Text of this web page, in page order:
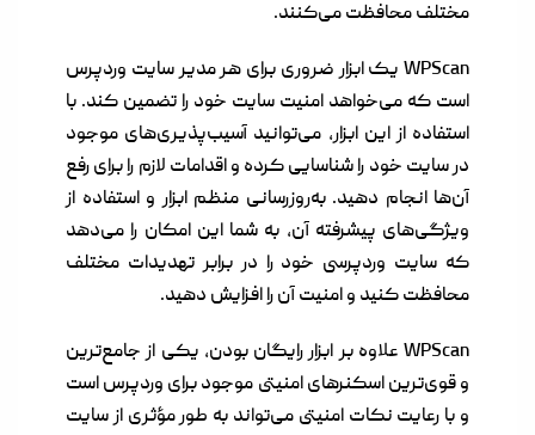
مختلف محافظت می‌کنند.
WPScan یک ابزار ضروری برای هر مدیر سایت وردپرس
است که می‌خواهد امنیت سایت خود را تضمین کند. با
استفاده از این ابزار، می‌توانید آسیب‌پذیری‌های موجود
در سایت خود را شناسایی کرده و اقدامات لازم را برای رفع
آن‌ها انجام دهید. به‌روزرسانی منظم ابزار و استفاده از
ویژگی‌های پیشرفته آن، به شما این امکان را می‌دهد
که سایت وردپرسی خود را در برابر تهدیدات مختلف
محافظت کنید و امنیت آن را افزایش دهید.
WPScan علاوه بر ابزار رایگان بودن، یکی از جامع‌ترین
و قوی‌ترین اسکنرهای امنیتی موجود برای وردپرس است
و با رعایت نکات امنیتی می‌تواند به طور مؤثری از سایت